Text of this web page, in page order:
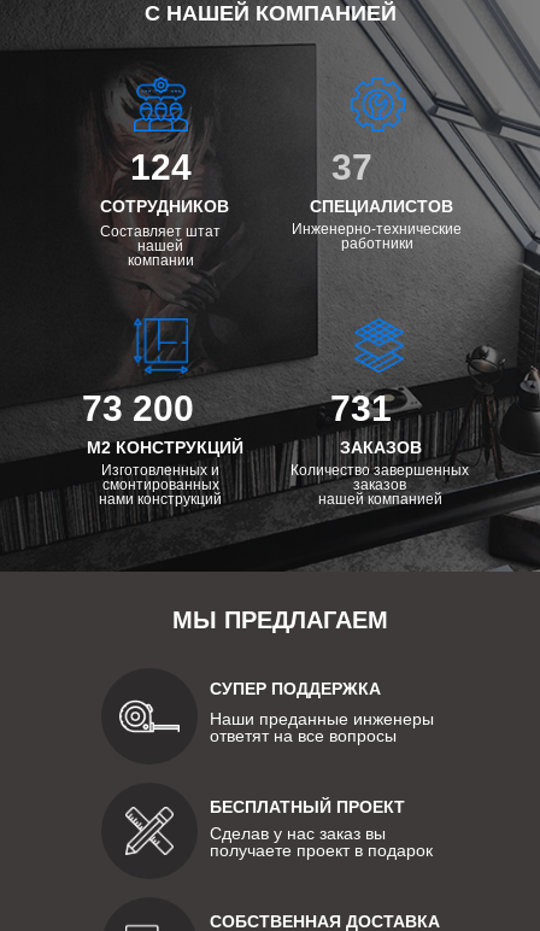
С НАШЕЙ КОМПАНИЕЙ
124
СОТРУДНИКОВ
Составляет штат
нашей
компании
73 200
М2 КОНСТРУКЦИЙ
Изготовленных и
смонтированных
нами конструкций
731
ЗАКАЗОВ
Количество завершенных
заказов
нашей компанией
37
СПЕЦИАЛИСТОВ
Инженерно-технические
работники
МЫ ПРЕДЛАГАЕМ
СУПЕР ПОДДЕРЖКА
Наши преданные инженеры
ответят на все вопросы
БЕСПЛАТНЫЙ ПРОЕКТ
Сделав у нас заказ вы
получаете проект в подарок
СОБСТВЕННАЯ ДОСТАВКА